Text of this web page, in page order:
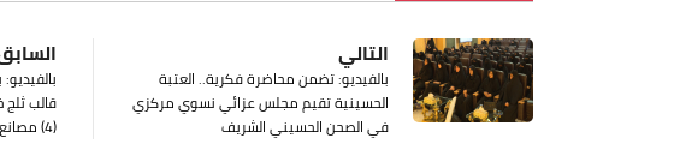
قالب ثلج
(4) مصانع لتزويد المواكب الحسينية
التالي
بالفيديو: تضمن محاضرة فكرية.. العتبة
الحسينية تقيم مجلس عزائي نسوي مركزي
في الصحن الحسيني الشريف